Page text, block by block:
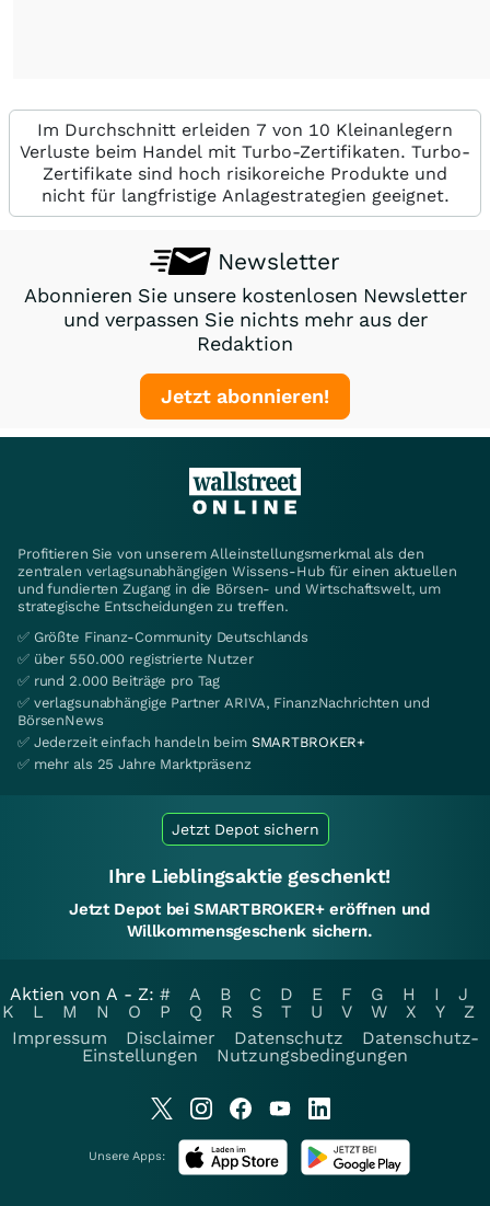
Im Durchschnitt erleiden 7 von 10 Kleinanlegern
Verluste beim Handel mit Turbo-Zertifikaten. Turbo-
Zertifikate sind hoch risikoreiche Produkte und
nicht für langfristige Anlagestrategien geeignet.
Newsletter
Abonnieren Sie unsere kostenlosen Newsletter
und verpassen Sie nichts mehr aus der
Redaktion
Jetzt abonnieren!
Profitieren Sie von unserem Alleinstellungsmerkmal als den
zentralen verlagsunabhängigen Wissens-Hub für einen aktuellen
und fundierten Zugang in die Börsen- und Wirtschaftswelt, um
strategische Entscheidungen zu treffen.
✅ Größte Finanz-Community Deutschlands
✅ über 550.000 registrierte Nutzer
✅ rund 2.000 Beiträge pro Tag
✅ verlagsunabhängige Partner ARIVA, FinanzNachrichten und
BörsenNews
✅ Jederzeit einfach handeln beim SMARTBROKER+
✅ mehr als 25 Jahre Marktpräsenz
Jetzt Depot sichern
Ihre Lieblingsaktie geschenkt!
Jetzt Depot bei SMARTBROKER+ eröffnen und
Willkommensgeschenk sichern.
Aktien von A - Z: # A B C D E F G H I
J
K
L M N O P Q R S T U V W X Y
Z
Impressum
Disclaimer Datenschutz
Datenschutz-
Einstellungen
Nutzungsbedingungen
Unsere Apps: